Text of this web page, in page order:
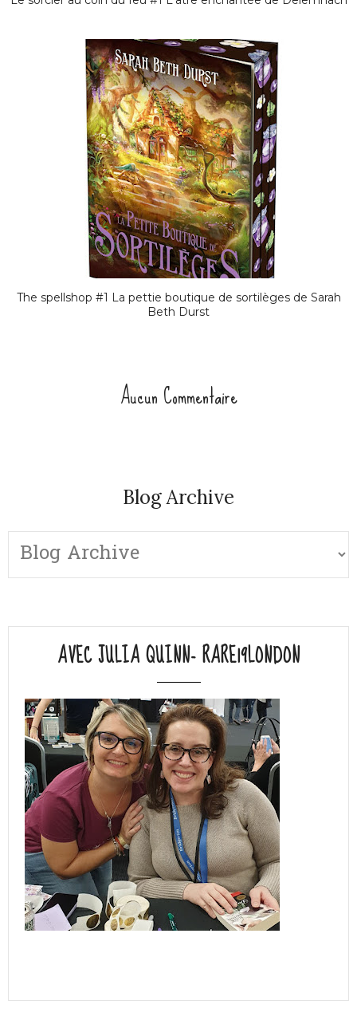
The spellshop #1 La pettie boutique de sortilèges de Sarah
Beth Durst
Aucun Commentaire
Blog Archive
AVEC JULIA QUINN- RARE19LONDON